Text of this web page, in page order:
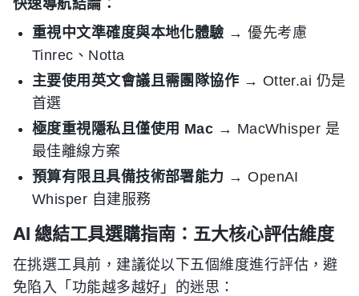
快速導航結論：
重視中文準確度與本地化體驗 → 優先考慮
Tinrec、Notta
主要使用英文會議且需團隊協作 → Otter.ai 仍是
首選
極度重視隱私且僅使用 Mac → MacWhisper 是
最佳離線方案
預算有限且具備技術部署能力 → OpenAI
Whisper 自建服務
AI 總結工具選購指南：五大核心評估維度
在挑選工具前，建議從以下五個維度進行評估，避
免陷入「功能越多越好」的迷思：